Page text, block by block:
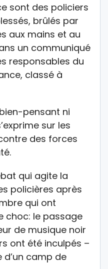
sont des policiers
brûlés par
aux mains et au
un communiqué
responsables du
classé à
pensant ni
sur les
des forces
qui agite la
policières après
qui ont
choc: le passage
de musique noir
ont été inculpés –
d’un camp de